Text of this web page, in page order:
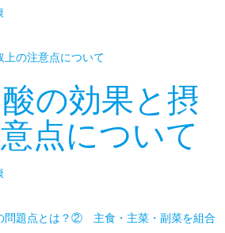
の効果と摂
点について